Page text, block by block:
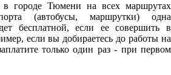
городе Тюмени на всех маршрутах
(автобусы, маршрутки) одна
бесплатной, если ее совершить в
если вы добираетесь до работы на
только один раз - при первом